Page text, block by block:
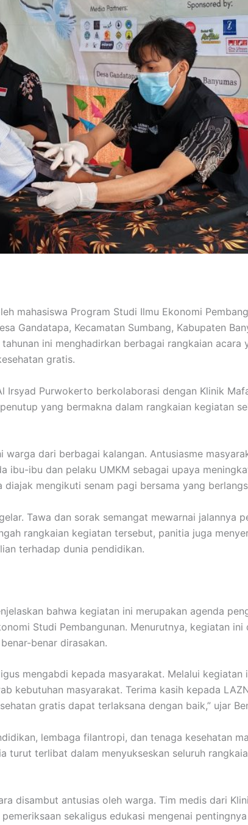
mahasiswa Program Studi Ilmu Ekonomi
Gandatapa, Kecamatan Sumbang, Kabupaten
ini menghadirkan berbagai rangkaian acara
gratis.
Purwokerto berkolaborasi dengan Klinik
yang bermakna dalam rangkaian kegiatan
warga dari berbagai kalangan. Antusiasme
ibu-ibu dan pelaku UMKM sebagai upaya
mengikuti senam pagi bersama yang
Tawa dan sorak semangat mewarnai jalannya
rangkaian kegiatan tersebut, panitia juga
terhadap dunia pendidikan.
bahwa kegiatan ini merupakan agenda
Studi Pembangunan. Menurutnya, kegiatan
benar dirasakan.
mengabdi kepada masyarakat. Melalui
kebutuhan masyarakat. Terima kasih kepada
gratis dapat terlaksana dengan baik,” ujar
lembaga filantropi, dan tenaga kesehatan
terlibat dalam menyukseskan seluruh
disambut antusias oleh warga. Tim medis dari
sekaligus edukasi mengenai